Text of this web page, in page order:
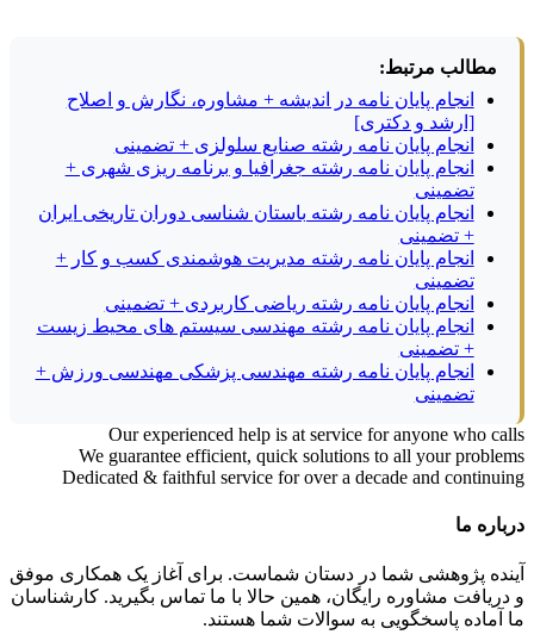
مطالب مرتبط:
انجام پایان نامه در اندیشه + مشاوره، نگارش و اصلاح
[ارشد و دکتری]
انجام پایان نامه رشته صنایع سلولزی + تضمینی
انجام پایان نامه رشته جغرافیا و برنامه ریزی شهری +
تضمینی
انجام پایان نامه رشته باستان شناسی دوران تاریخی ایران
+ تضمینی
انجام پایان نامه رشته مدیریت هوشمندی کسب و کار +
تضمینی
انجام پایان نامه رشته ریاضی کاربردی + تضمینی
انجام پایان نامه رشته مهندسی سیستم های محیط زیست
+ تضمینی
انجام پایان نامه رشته مهندسی پزشکی مهندسی ورزش +
تضمینی
Our experienced help is at service for anyone who calls
We guarantee efficient, quick solutions to all your problems
Dedicated & faithful service for over a decade and continuing
درباره ما
آینده پژوهشی شما در دستان شماست. برای آغاز یک همکاری موفق
و دریافت مشاوره رایگان، همین حالا با ما تماس بگیرید. کارشناسان
ما آماده پاسخگویی به سوالات شما هستند.